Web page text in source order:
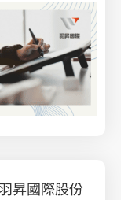
昇國際股份